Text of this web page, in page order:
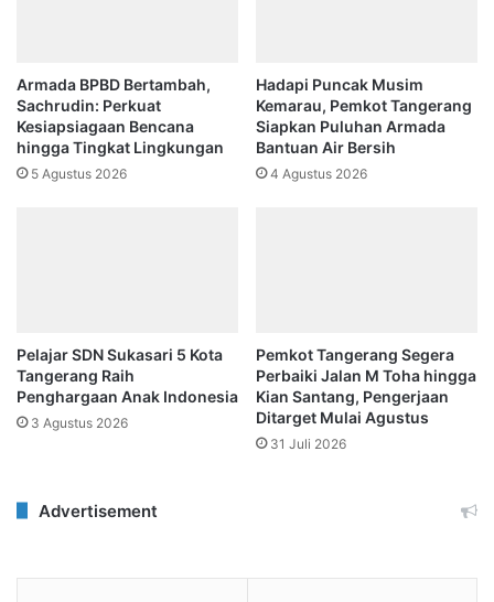
Armada BPBD Bertambah,
Sachrudin: Perkuat
Kesiapsiagaan Bencana
hingga Tingkat Lingkungan
5 Agustus 2026
Hadapi Puncak Musim
Kemarau, Pemkot Tangerang
Siapkan Puluhan Armada
Bantuan Air Bersih
4 Agustus 2026
Pelajar SDN Sukasari 5 Kota
Tangerang Raih
Penghargaan Anak Indonesia
3 Agustus 2026
Pemkot Tangerang Segera
Perbaiki Jalan M Toha hingga
Kian Santang, Pengerjaan
Ditarget Mulai Agustus
31 Juli 2026
Advertisement